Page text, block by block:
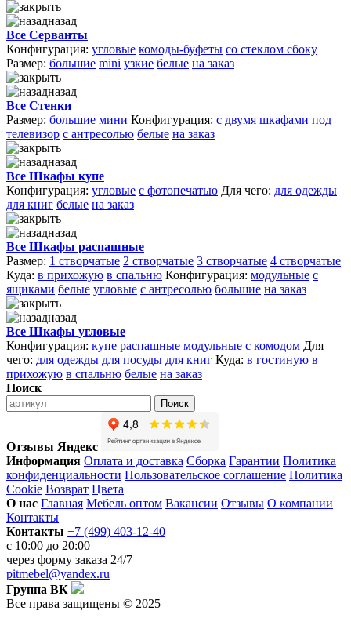
назад
Все Серванты
Конфигурация: угловые комоды-буфеты со стеклом сбоку
Размер: большие mini узкие белые на заказ
назад
Все Стенки
Размер: большие мини Конфигурация: с двумя шкафами под
телевизор с антресолью белые на заказ
назад
Все Шкафы купе
Конфигурация: угловые с фотопечатью Для чего: для одежды
для книг белые на заказ
назад
Все Шкафы распашные
Размер: 1 створчатые 2 створчатые 3 створчатые 4 створчатые
Куда: в прихожую в спальню Конфигурация: модульные с
ящиками белые угловые с антресолью большие на заказ
назад
Все Шкафы угловые
Конфигурация: купе распашные модульные с комодом Для
чего: для одежды для посуды для книг Куда: в гостиную в
прихожую в спальню белые на заказ
Поиск
Поиск
Отзывы Яндекс
Информация Оплата и доставка Сборка Гарантии Политика
конфиденциальности Пользовательское соглашение Политика
Cookie Возврат Цвета
О нас Главная Мебель оптом Вакансии Отзывы О компании
Контакты
Контакты +7 (499) 403-12-40
с 10:00 до 20:00
через форму заказа 24/7
pitmebel@yandex.ru
Группа ВК
Все права защищены © 2025